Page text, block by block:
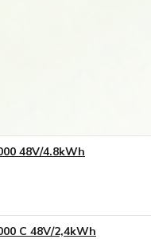
48V/4.8kWh
C 48V/2,4kWh